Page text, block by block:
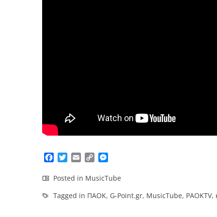
Facebook
TwitterEmailCopy
Posted in MusicTube
Tagged in ΠΑΟΚ, G-Point.gr, MusicTube, PAOKTV,